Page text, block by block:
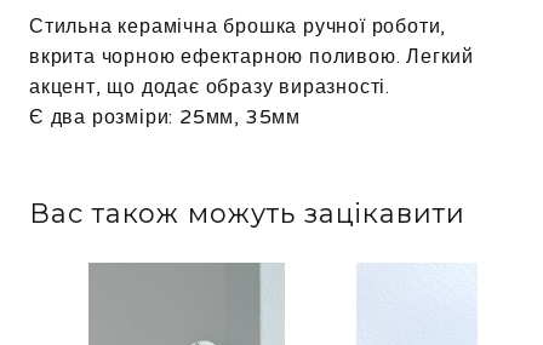
Стильна керамічна брошка ручної роботи,
вкрита чорною ефектарною поливою. Легкий
акцент, що додає образу виразності.
Є два розміри: 25мм, 35мм
Вас також можуть зацікавити